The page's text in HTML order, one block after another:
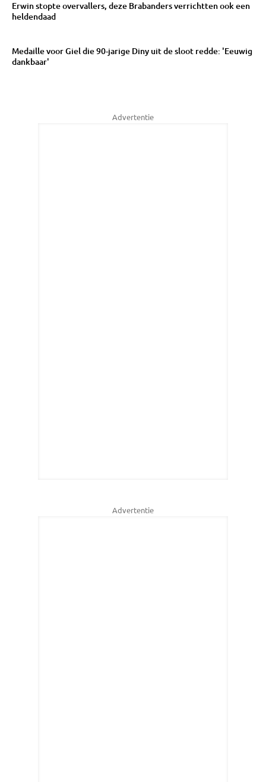
Erwin stopte overvallers, deze Brabanders verrichtten ook een
heldendaad
Medaille voor Giel die 90-jarige Diny uit de sloot redde: 'Eeuwig
dankbaar'
Advertentie
Advertentie